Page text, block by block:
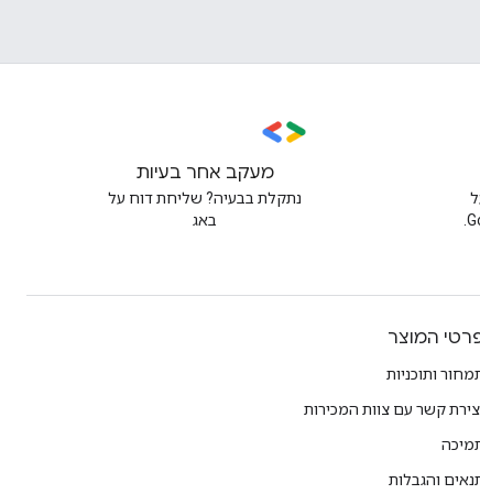
מעקב אחר בעיות
נתקלת בבעיה? שליחת דוח על
באג
המוצר
ותוכניות
קשר עם צוות המכירות
והגבלות